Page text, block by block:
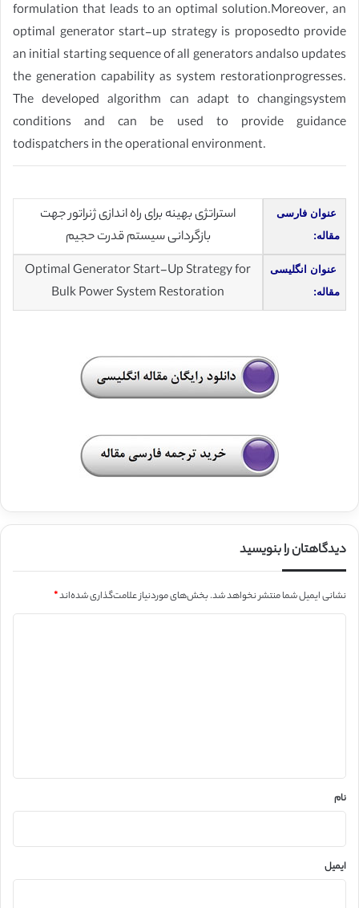
formulation that leads to an optimal solution.Moreover, an
optimal generator start-up strategy is proposedto provide
an initial starting sequence of all generators andalso updates
the generation capability as system restorationprogresses.
The developed algorithm can adapt to changingsystem
conditions and can be used to provide guidance
todispatchers in the operational environment.
عنوان فارسی
مقاله:
استراتژی بهینه برای راه اندازی ژنراتور جهت
بازگردانی سیستم قدرت حجیم
عنوان انگلیسی
مقاله:
Optimal Generator Start-Up Strategy for
Bulk Power System Restoration
دیدگاهتان را بنویسید
نشانی ایمیل شما منتشر نخواهد شد.بخش‌های موردنیاز علامت‌گذاری شده‌اند*
نام
ایمیل